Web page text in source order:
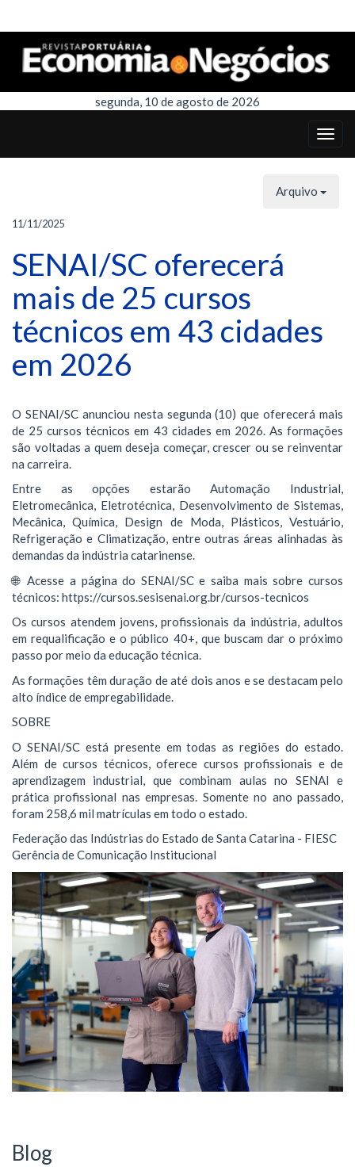
segunda, 10 de agosto de 2026
Arquivo
11/11/2025
SENAI/SC oferecerá
mais de 25 cursos
técnicos em 43 cidades
em 2026
O SENAI/SC anunciou nesta segunda (10) que oferecerá mais
de 25 cursos técnicos em 43 cidades em 2026. As formações
são voltadas a quem deseja começar, crescer ou se reinventar
na carreira.
Entre as opções estarão Automação Industrial,
Eletromecânica, Eletrotécnica, Desenvolvimento de Sistemas,
Mecânica, Química, Design de Moda, Plásticos, Vestuário,
Refrigeração e Climatização, entre outras áreas alinhadas às
demandas da indústria catarinense.
🌐 Acesse a página do SENAI/SC e saiba mais sobre cursos
técnicos: https://cursos.sesisenai.org.br/cursos-tecnicos
Os cursos atendem jovens, profissionais da indústria, adultos
em requalificação e o público 40+, que buscam dar o próximo
passo por meio da educação técnica.
As formações têm duração de até dois anos e se destacam pelo
alto índice de empregabilidade.
SOBRE
O SENAI/SC está presente em todas as regiões do estado.
Além de cursos técnicos, oferece cursos profissionais e de
aprendizagem industrial, que combinam aulas no SENAI e
prática profissional nas empresas. Somente no ano passado,
foram 258,6 mil matrículas em todo o estado.
Federação das Indústrias do Estado de Santa Catarina - FIESC
Gerência de Comunicação Institucional
Blog